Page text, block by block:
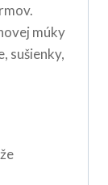
múky
sušienky,